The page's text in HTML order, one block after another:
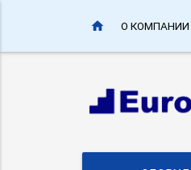
home О КОМПАНИИ